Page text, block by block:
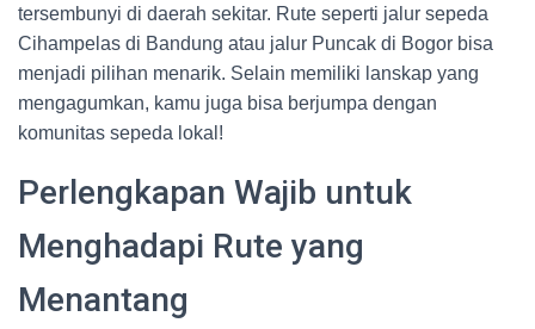
tersembunyi di daerah sekitar. Rute seperti jalur sepeda
Cihampelas di Bandung atau jalur Puncak di Bogor bisa
menjadi pilihan menarik. Selain memiliki lanskap yang
mengagumkan, kamu juga bisa berjumpa dengan
komunitas sepeda lokal!
Perlengkapan Wajib untuk
Menghadapi Rute yang
Menantang